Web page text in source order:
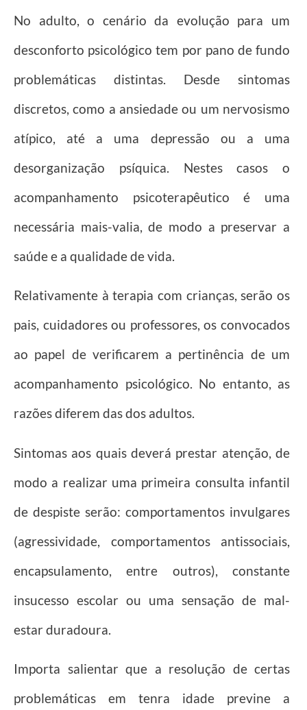
No adulto, o cenário da evolução para um
desconforto psicológico tem por pano de fundo
problemáticas distintas. Desde sintomas
discretos, como a ansiedade ou um nervosismo
atípico, até a uma depressão ou a uma
desorganização psíquica. Nestes casos o
acompanhamento psicoterapêutico é uma
necessária mais-valia, de modo a preservar a
saúde e a qualidade de vida.
Relativamente à terapia com crianças, serão os
pais, cuidadores ou professores, os convocados
ao papel de verificarem a pertinência de um
acompanhamento psicológico. No entanto, as
razões diferem das dos adultos.
Sintomas aos quais deverá prestar atenção, de
modo a realizar uma primeira consulta infantil
de despiste serão: comportamentos invulgares
(agressividade, comportamentos antissociais,
encapsulamento, entre outros), constante
insucesso escolar ou uma sensação de mal-
estar duradoura.
Importa salientar que a resolução de certas
problemáticas em tenra idade previne a